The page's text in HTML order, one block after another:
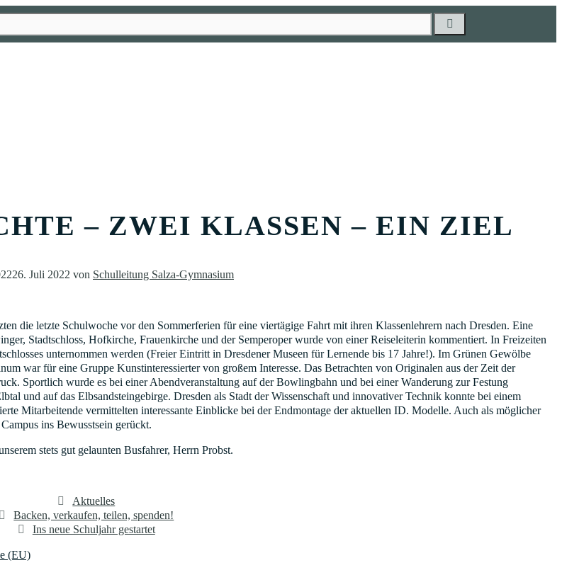
– ZWEI KLASSEN – EIN ZIEL
26. Juli 2022 von Schulleitung Salza-Gymnasium
die letzte Schulwoche vor den Sommerferien für eine viertägige Fahrt mit ihren Klassenlehrern nach Dresden. Eine
Stadtschloss, Hofkirche, Frauenkirche und der Semperoper wurde von einer Reiseleiterin kommentiert. In Freizeiten
unternommen werden (Freier Eintritt in Dresdener Museen für Lernende bis 17 Jahre!). Im Grünen Gewölbe
war für eine Gruppe Kunstinteressierter von großem Interesse. Das Betrachten von Originalen aus der Zeit der
Sportlich wurde es bei einer Abendveranstaltung auf der Bowlingbahn und bei einer Wanderung zur Festung
und auf das Elbsandsteingebirge. Dresden als Stadt der Wissenschaft und innovativer Technik konnte bei einem
Mitarbeitende vermittelten interessante Einblicke bei der Endmontage der aktuellen ID. Modelle. Auch als möglicher
ins Bewusstsein gerückt.
stets gut gelaunten Busfahrer, Herrn Probst.
Kategorien
Aktuelles
Backen, verkaufen, teilen, spenden!
Ins neue Schuljahr gestartet
(EU)